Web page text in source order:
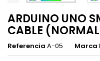
ARDUINO UNO
CABLE
Referencia A-05 Marca